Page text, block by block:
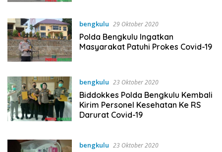
bengkulu 29 Oktober 2020
Polda Bengkulu Ingatkan
Masyarakat Patuhi Prokes Covid-19
bengkulu 23 Oktober 2020
Biddokkes Polda Bengkulu Kembali
Kirim Personel Kesehatan Ke RS
Darurat Covid-19
bengkulu 23 Oktober 2020